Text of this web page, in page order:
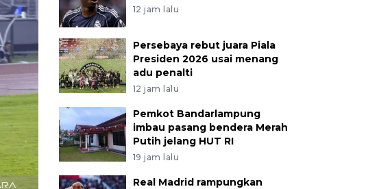
12 jam lalu
Persebaya rebut juara Piala
Presiden 2026 usai menang
adu penalti
12 jam lalu
Pemkot Bandarlampung
imbau pasang bendera Merah
Putih jelang HUT RI
19 jam lalu
Real Madrid rampungkan